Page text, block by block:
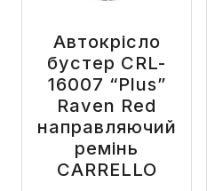
Автокрісло
бустер CRL-
16007 “Plus”
Raven Red
направляючий
ремінь
CARRELLO